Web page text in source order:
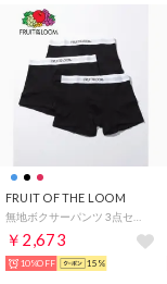
FRUIT OF THE LOOM
￥2,673
10%OFF 15%